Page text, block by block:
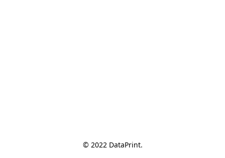
© 2022 DataPrint.